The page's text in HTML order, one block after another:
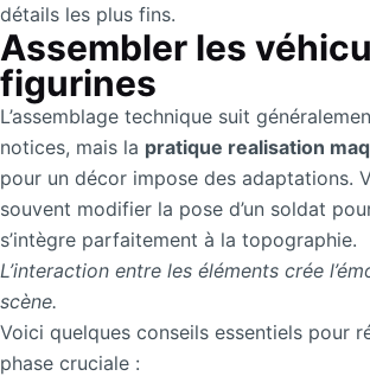
détails les plus fins.
Assembler les
figurines
L’assemblage technique suit
notices, mais la pratique realisation
pour un décor impose des adaptations.
souvent modifier la pose d’un soldat
s’intègre parfaitement à la topographie.
L’interaction entre les éléments crée
scène.
Voici quelques conseils essentiels pour
phase cruciale :